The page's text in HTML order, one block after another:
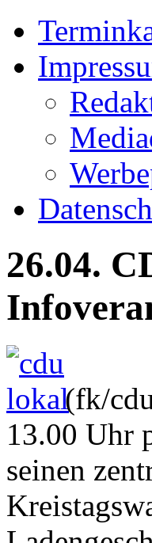
26.04.
(fk/
13.00 Uhr
seinen